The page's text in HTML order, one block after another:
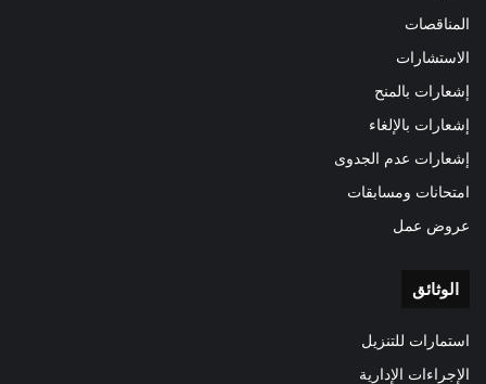
المناقصات
الاستشارات
إشعارات بالمنح
إشعارات بالإلغاء
إشعارات عدم الجدوى
امتحانات ومسابقات
عروض عمل
الوثائق
استمارات للتنزيل
الإجراءات الإدارية